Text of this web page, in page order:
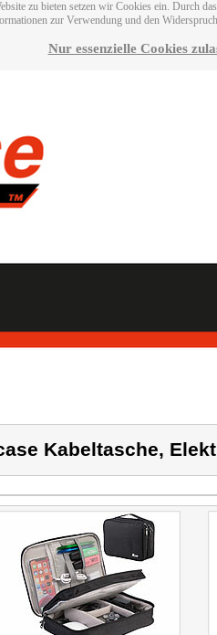
zu bieten setzen wir Cookies ein. Durch
zur Verwendung und den
Nur essenzielle Cookies
Kabeltasche,